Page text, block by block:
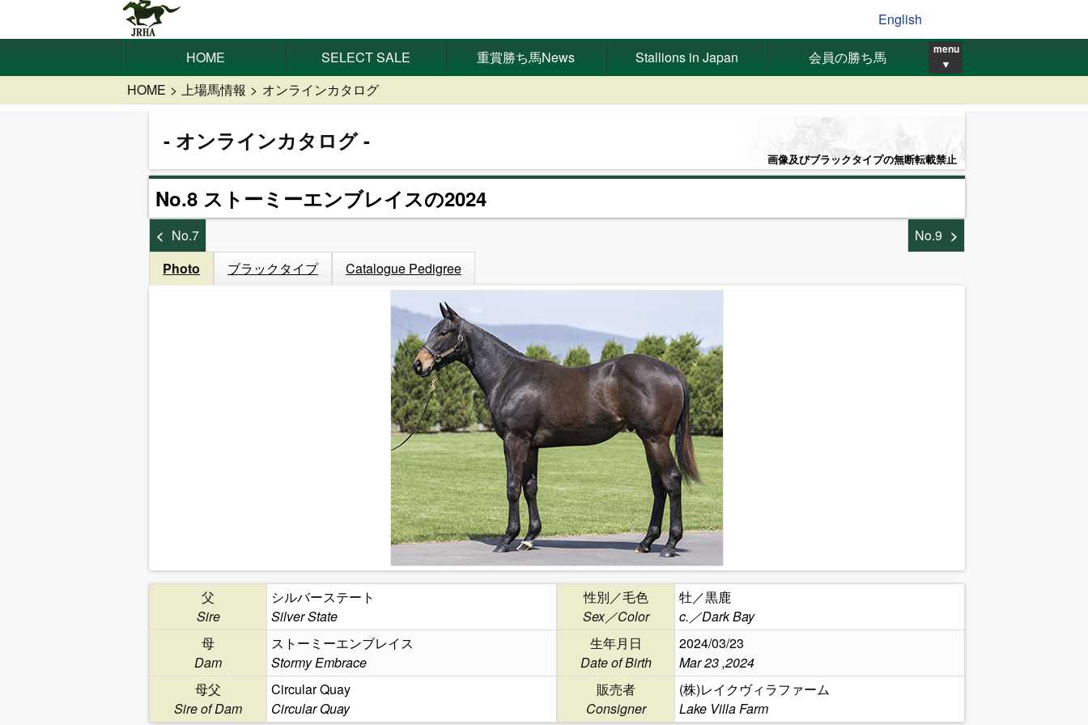
English
HOME SELECT SALE 重賞勝ち馬News Stallions in Japan 会員の勝ち馬 menu
▼
HOME 上場馬情報 オンラインカタログ
オンラインカタログ
画像及びブラックタイプの無断転載禁止
No.8 ストーミーエンブレイスの2024
No.7
No.9
Photo
ブラックタイプ Catalogue Pedigree
父
Sire
シルバーステート
Silver State
母
Dam
ストーミーエンブレイス
Stormy Embrace
母父
Sire of Dam
Circular Quay
Circular Quay
性別／毛色
Sex／Color
牡／黒鹿
c.／Dark Bay
生年月日
Date of Birth
2024/03/23
Mar 23 ,2024
販売者
Consigner
(株)レイクヴィラファーム
Lake Villa Farm